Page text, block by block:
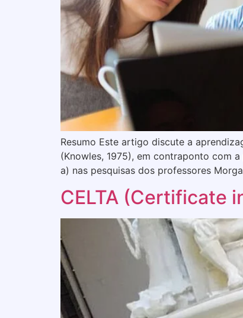
Resumo Este artigo discute a
(Knowles, 1975), em contraponto com
a) nas pesquisas dos professores
CELTA (Certificate